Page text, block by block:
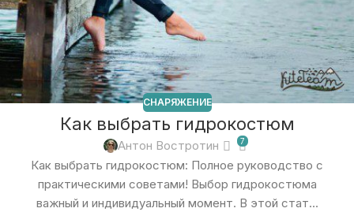
СНАРЯЖЕНИЕ
Как выбрать гидрокостюм
Антон Востротин 7
Как выбрать гидрокостюм: Полное руководство с
практическими советами! Выбор гидрокостюма
важный и индивидуальный момент. В этой стат...